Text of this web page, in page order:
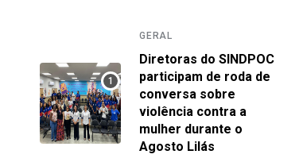
GERAL
Diretoras do SINDPOC
participam de roda de
conversa sobre
violência contra a
mulher durante o
Agosto Lilás